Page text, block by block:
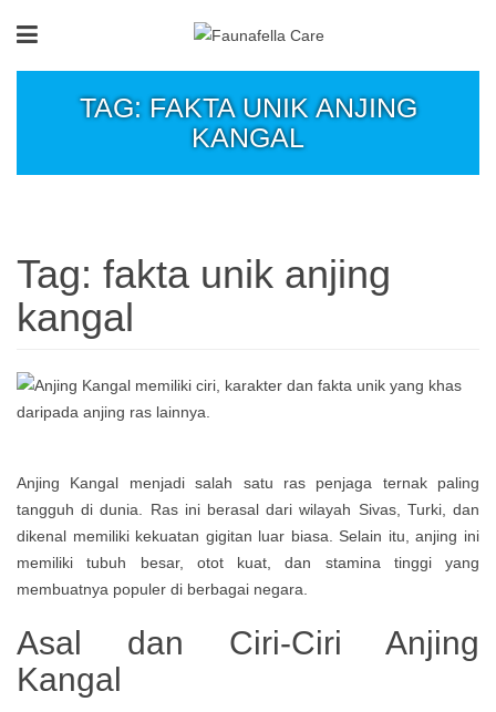
TAG: FAKTA UNIK ANJING
KANGAL
Tag: fakta unik anjing
kangal
Anjing Kangal menjadi salah satu ras penjaga ternak paling
tangguh di dunia. Ras ini berasal dari wilayah Sivas, Turki, dan
dikenal memiliki kekuatan gigitan luar biasa. Selain itu, anjing ini
memiliki tubuh besar, otot kuat, dan stamina tinggi yang
membuatnya populer di berbagai negara.
Asal dan Ciri-Ciri Anjing
Kangal